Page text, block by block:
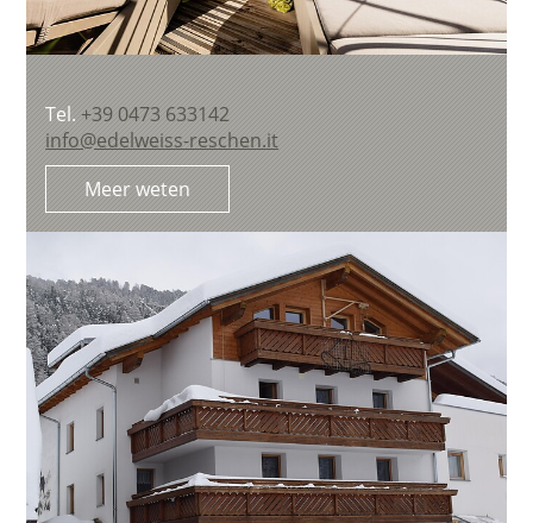
Tel.+39 0473 633142
info@edelweiss-reschen.it
Meer weten